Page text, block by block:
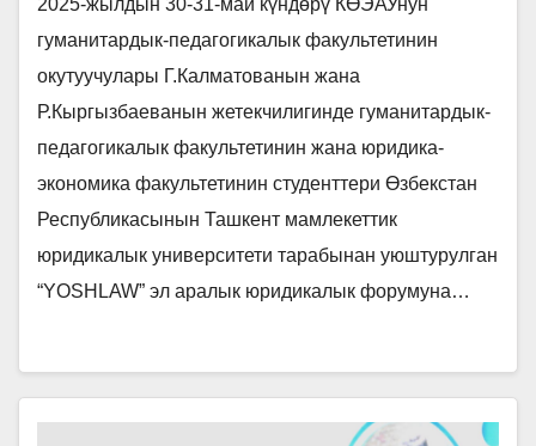
2025-жылдын 30-31-май күндөрү КӨЭАУнун
гуманитардык-педагогикалык факультетинин
окутуучулары Г.Калматованын жана
Р.Кыргызбаеванын жетекчилигинде гуманитардык-
педагогикалык факультетинин жана юридика-
экономика факультетинин студенттери Өзбекстан
Республикасынын Ташкент мамлекеттик
юридикалык университети тарабынан уюштурулган
“YOSHLAW” эл аралык юридикалык форумуна…